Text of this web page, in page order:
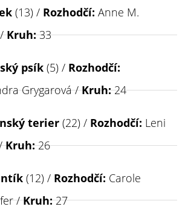
(13) / Rozhodčí: Anne M.
/Kruh:33
psík (5) / Rozhodčí:
Grygarová /Kruh:24
terier (22) / Rozhodčí: Leni
Kruh:26
(12) / Rozhodčí: Carole
/Kruh:27